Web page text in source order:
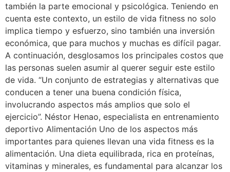
también la parte emocional y psicológica. Teniendo en
cuenta este contexto, un estilo de vida fitness no solo
implica tiempo y esfuerzo, sino también una inversión
económica, que para muchos y muchas es difícil pagar.
A continuación, desglosamos los principales costos que
las personas suelen asumir al querer seguir este estilo
de vida. “Un conjunto de estrategias y alternativas que
conducen a tener una buena condición física,
involucrando aspectos más amplios que solo el
ejercicio”. Néstor Henao, especialista en entrenamiento
deportivo Alimentación Uno de los aspectos más
importantes para quienes llevan una vida fitness es la
alimentación. Una dieta equilibrada, rica en proteínas,
vitaminas y minerales, es fundamental para alcanzar los